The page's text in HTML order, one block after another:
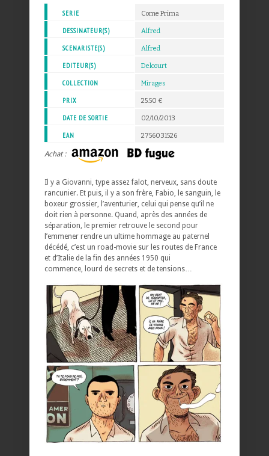
SERIE Come Prima
DESSINATEUR(S) Alfred
SCENARISTE(S) Alfred
EDITEUR(S) Delcourt
COLLECTION Mirages
PRIX 25.50 €
DATE DE SORTIE 02/10/2013
EAN 2756031526
Achat :
Il y a Giovanni, type assez falot, nerveux, sans doute
rancunier. Et puis, il y a son frère, Fabio, le sanguin, le
boxeur grossier, l’aventurier, celui qui pense qu’il ne
doit rien à personne. Quand, après des années de
séparation, le premier retrouve le second pour
l’emmener rendre un ultime hommage au paternel
décédé, c’est un road-movie sur les routes de France
et d’Italie de la fin des années 1950 qui
commence, lourd de secrets et de tensions…